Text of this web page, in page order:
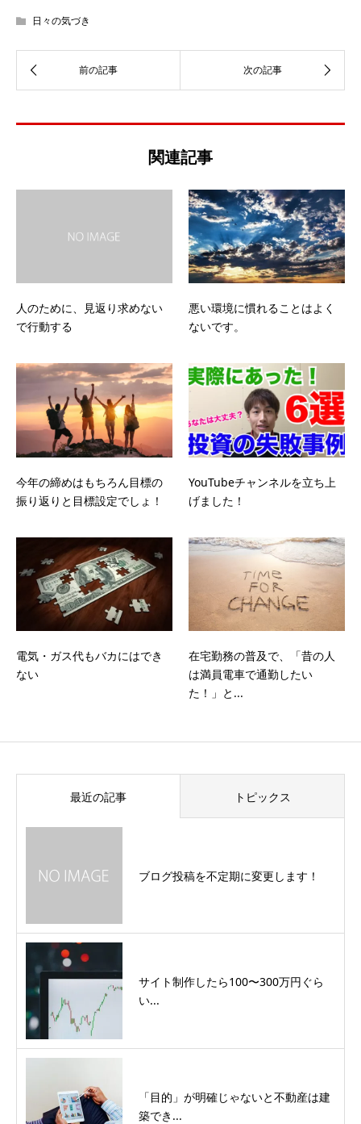
日々の気づき
関連記事
人のために、見返り求めない
で行動する
悪い環境に慣れることはよく
ないです。
今年の締めはもちろん目標の
振り返りと目標設定でしょ！
YouTubeチャンネルを立ち上
げました！
電気・ガス代もバカにはでき
ない
在宅勤務の普及で、「昔の人
は満員電車で通勤したい
た！」と...
最近の記事 トピックス
ブログ投稿を不定期に変更します！
サイト制作したら100〜300万円ぐら
い...
「目的」が明確じゃないと不動産は建
築でき...